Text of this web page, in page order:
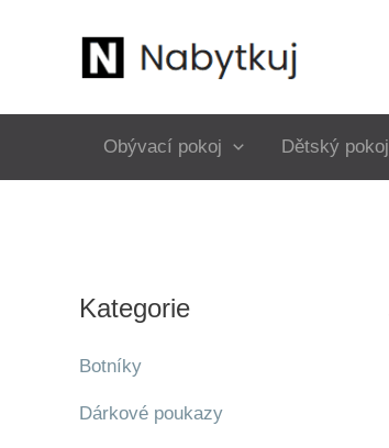
Obývací pokoj Dětský pokoj
Kategorie
Botníky
Dárkové poukazy